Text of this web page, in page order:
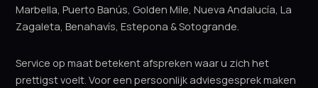
Marbella, Puerto Banús, Golden Mile, Nueva Andalucía, La
Zagaleta, Benahavís, Estepona & Sotogrande.
Service op maat betekent afspreken waar u zich het
prettigst voelt. Voor een persoonlijk adviesgesprek maken